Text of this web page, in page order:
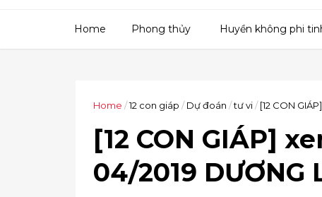
Home Phong thủy Huyền không phi
Home /12 con giáp / Dự đoán /tư vi/ [12 CON
[12 CON GIÁP]
04/2019 DƯƠNG